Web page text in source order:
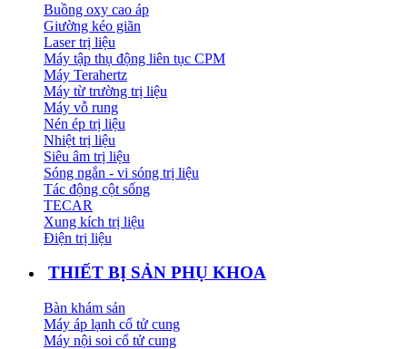
Buồng oxy cao áp
Giường kéo giãn
Laser trị liệu
Máy tập thụ động liên tục CPM
Máy Terahertz
Máy từ trường trị liệu
Máy vỗ rung
Nén ép trị liệu
Nhiệt trị liệu
Siêu âm trị liệu
Sóng ngắn - vi sóng trị liệu
Tác động cột sống
TECAR
Xung kích trị liệu
Điện trị liệu
THIẾT BỊ SẢN PHỤ KHOA
Bàn khám sản
Máy áp lạnh cổ tử cung
Máy nội soi cổ tử cung